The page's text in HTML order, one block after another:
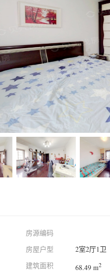
房源编码
房屋户型
2室2厅1卫
建筑面积
68.49 m2